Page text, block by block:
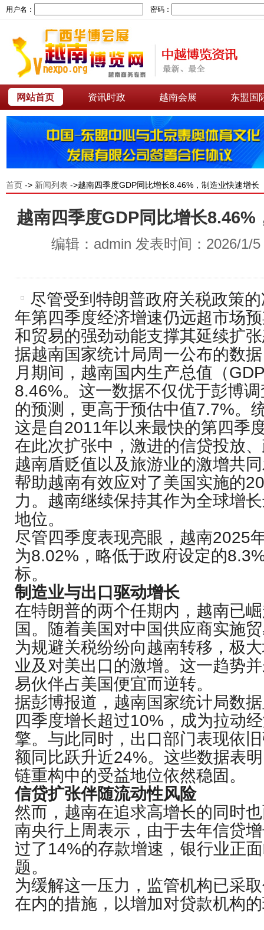
用户名： 密码：
网站首页 资讯时政 越南会展 东盟国
首页 -> 新闻列表 ->越南四季度GDP同比增长8.46%，制造业快速增长
越南四季度GDP同比增长8.46%
编辑：admin 发表时间：2026/1/
尽管受到特朗普政府关税政策
年第四季度经济增速仍远超市场
和贸易的强劲动能支撑其延续扩
据越南国家统计局周一公布的数
月期间，越南国内生产总值（
8.46%。这一数据不仅优于彭博
的预测，更高于预估中值7.7%。
这是自2011年以来最快的第四季
在此次扩张中，激进的信贷投放
越南盾贬值以及旅游业的激增共
帮助越南有效应对了美国实施的
力。越南继续保持其作为全球增
地位。
尽管四季度表现亮眼，越南2025
为8.02%，略低于政府设定的
标。
制造业与出口驱动增长
在特朗普的两个任期内，越南已
国。随着美国对中国供应商实施
为规避关税纷纷向越南转移，极
业及对美出口的激增。这一趋势
易伙伴占美国便宜而逆转。
据彭博报道，越南国家统计局数
四季度增长超过10%，成为拉动
擎。与此同时，出口部门表现依
额同比跃升近24%。这些数据表
链重构中的受益地位依然稳固。
信贷扩张伴随流动性风险
然而，越南在追求高增长的同时
南央行上周表示，由于去年信贷
过了14%的存款增速，银行业正
题。
为缓解这一压力，监管机构已采
在内的措施，以增加对贷款机构